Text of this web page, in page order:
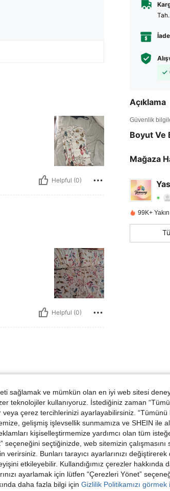
Helpful (0)
Helpful (0)
Helpful (0)
Açıklama
Güvenlik
Boyut Ve
Mağaza
4,87
99K+
sağlamak ve mümkün olan en iyi web sitesi
teknolojiler kullanıyoruz. İstediğiniz zaman
çerez tercihlerinizi ayarlayabilirsiniz. “Tümünü
gelişmiş işlevsellik sunmamıza ve SHEIN ile
kişiselleştirmemize yardımcı olan tüm
seçeneğini seçtiğinizde, web sitemizin çalışmasını
Bunları tarayıcı ayarlarınızı değiştirerek
etkileyebilir. Kullandığımız çerezler hakkında
ayarlamak için lütfen “Çerezleri Yönet”
daha fazla bilgi için Gizlilik Politikamızı